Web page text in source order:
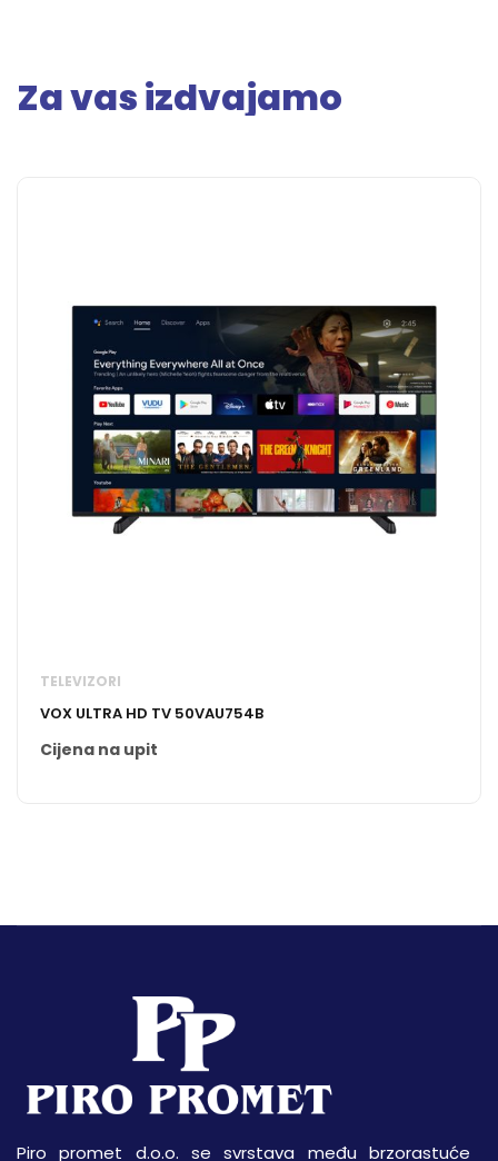
Za vas izdvajamo
TELEVIZORI
VOX ULTRA HD TV 50VAU754B
Cijena na upit
Piro promet d.o.o. se svrstava među brzorastuće